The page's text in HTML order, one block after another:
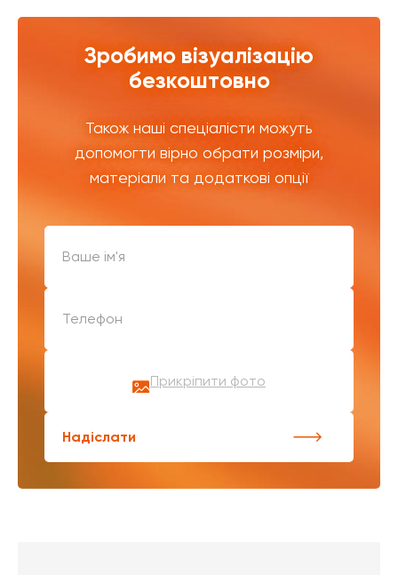
Зробимо візуалізацію
безкоштовно
Також наші спеціалісти можуть
допомогти вірно обрати розміри,
матеріали та додаткові опції
Прикріпити фото
Надіслати